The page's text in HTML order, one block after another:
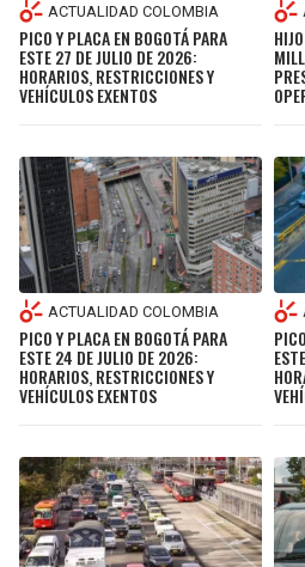
ACTUALIDAD COLOMBIA
PICO Y PLACA EN BOGOTÁ PARA
ESTE 27 DE JULIO DE 2026:
HORARIOS, RESTRICCIONES Y
VEHÍCULOS EXENTOS
ACTUALIDAD COLOMBIA
PICO Y PLACA EN BOGOTÁ PARA
ESTE 24 DE JULIO DE 2026:
HORARIOS, RESTRICCIONES Y
VEHÍCULOS EXENTOS